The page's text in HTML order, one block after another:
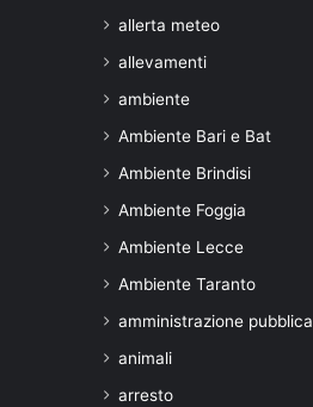
allerta meteo
allevamenti
ambiente
Ambiente Bari e Bat
Ambiente Brindisi
Ambiente Foggia
Ambiente Lecce
Ambiente Taranto
amministrazione pubblica
animali
arresto